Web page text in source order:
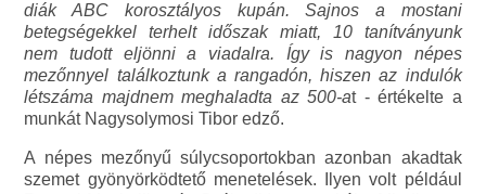
diák ABC korosztályos kupán. Sajnos a mostani
betegségekkel terhelt időszak miatt, 10 tanítványunk
nem tudott eljönni a viadalra. Így is nagyon népes
mezőnnyel találkoztunk a rangadón, hiszen az indulók
létszáma majdnem meghaladta az 500-at - értékelte a
munkát Nagysolymosi Tibor edző.
A népes mezőnyű súlycsoportokban azonban akadtak
szemet gyönyörködtető menetelések. Ilyen volt például